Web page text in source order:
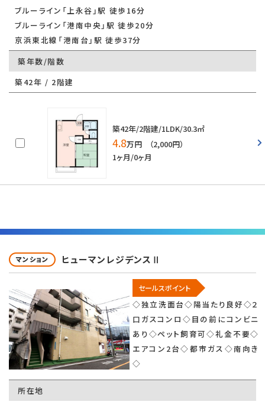
ブルーライン「上永谷」駅 徒歩16分
ブルーライン「港南中央」駅 徒歩20分
京浜東北線「港南台」駅 徒歩37分
築年数/階数
築42年 / 2階建
築42年/2階建/1LDK/30.3㎡
4.8万円 （2,000円）
1ヶ月/0ヶ月
マンション ヒューマンレジデンスⅡ
セールスポイント
◇独立洗面台◇陽当たり良好◇２
口ガスコンロ◇目の前にコンビニ
あり◇ペット飼育可◇礼金不要◇
エアコン2台◇都市ガス◇南向き
◇
所在地